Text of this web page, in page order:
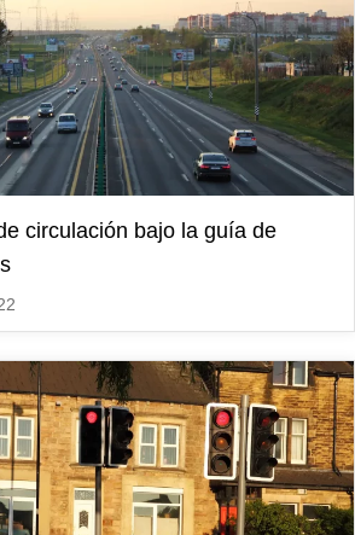
circulación bajo la guía de